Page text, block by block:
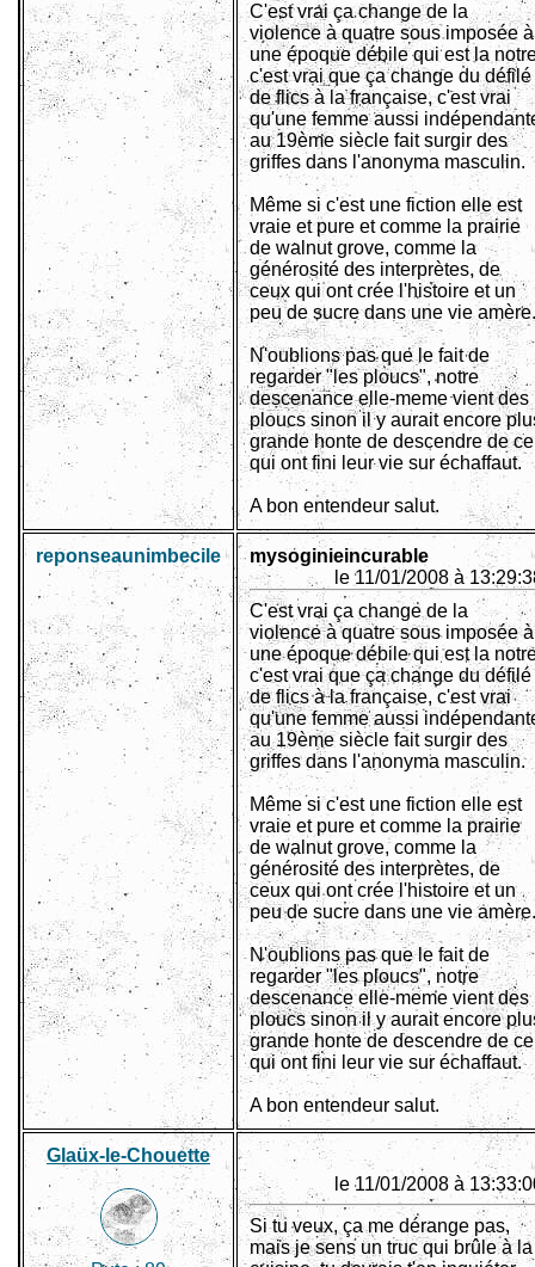
C'est vrai ça change de la
violence à quatre sous imposée à
une époque débile qui est la
c'est vrai que ça change du défilé
de flics à la française, c'est vrai
qu'une femme aussi
au 19ème siècle fait surgir des
griffes dans l'anonyma masculin.
Même si c'est une fiction elle est
vraie et pure et comme la prairie
de walnut grove, comme la
générosité des interprètes, de
ceux qui ont crée l'histoire et un
peu de sucre dans une vie amère.
N'oublions pas que le fait de
regarder "les ploucs", notre
descenance elle-meme vient des
ploucs sinon il y aurait encore
grande honte de descendre de ce
qui ont fini leur vie sur échaffaut.
A bon entendeur salut.
reponseaunimbecile
mysoginieincurable
le 11/01/2008 à
C'est vrai ça change de la
violence à quatre sous imposée à
une époque débile qui est la
c'est vrai que ça change du défilé
de flics à la française, c'est vrai
qu'une femme aussi
au 19ème siècle fait surgir des
griffes dans l'anonyma masculin.
Même si c'est une fiction elle est
vraie et pure et comme la prairie
de walnut grove, comme la
générosité des interprètes, de
ceux qui ont crée l'histoire et un
peu de sucre dans une vie amère.
N'oublions pas que le fait de
regarder "les ploucs", notre
descenance elle-meme vient des
ploucs sinon il y aurait encore
grande honte de descendre de ce
qui ont fini leur vie sur échaffaut.
A bon entendeur salut.
Glaüx-le-Chouette
le 11/01/2008 à
Si tu veux, ça me dérange pas,
mais je sens un truc qui brûle à la